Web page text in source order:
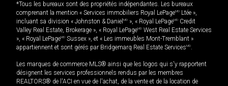
*Tous les bureaux sont des propriétés indépendantes. Les bureaux
comprenant la mention « Services immobiliers Royal LePageMD Ltée »,
incluant sa division « Johnston & Daniel MD », « Royal LePageMD Credit
Valley Real Estate, Brokerage », « Royal LePageMD West Real Estate Services
», « Royal LePageMD Sussex », et « Les immeubles Mont-Tremblant »
appartiennent et sont gérés par Bridgemarq Real Estate ServicesMD.
Les marques de commerce MLS® ainsi que les logos qui s'y rapportent
désignent les services professionnels rendus par les membres
REALTORS® de l'ACI en vue de l'achat, de la vente et de la location de